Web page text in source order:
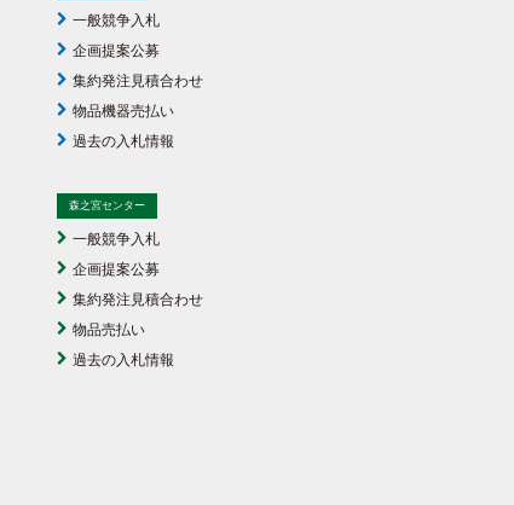
一般競争入札
企画提案公募
集約発注見積合わせ
物品機器売払い
過去の入札情報
森之宮センター
一般競争入札
企画提案公募
集約発注見積合わせ
物品売払い
過去の入札情報